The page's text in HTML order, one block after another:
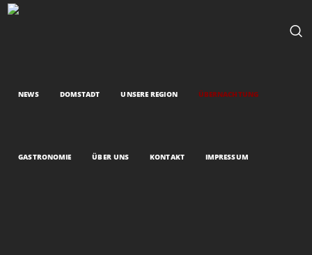
NEWS DOMSTADT UNSERE REGION ÜBERNACHTUNG
GASTRONOMIE ÜBER UNS KONTAKT IMPRESSUM